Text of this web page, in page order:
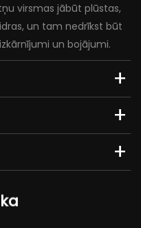
virsmas jābūt plūstas,
un tam nedrīkst būt
un bojājumi.